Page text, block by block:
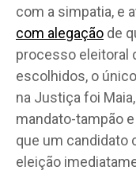
com a simpatia, e
com alegação de
processo eleitoral
escolhidos, o
na Justiça foi
mandato-tampão
que um candidato
eleição